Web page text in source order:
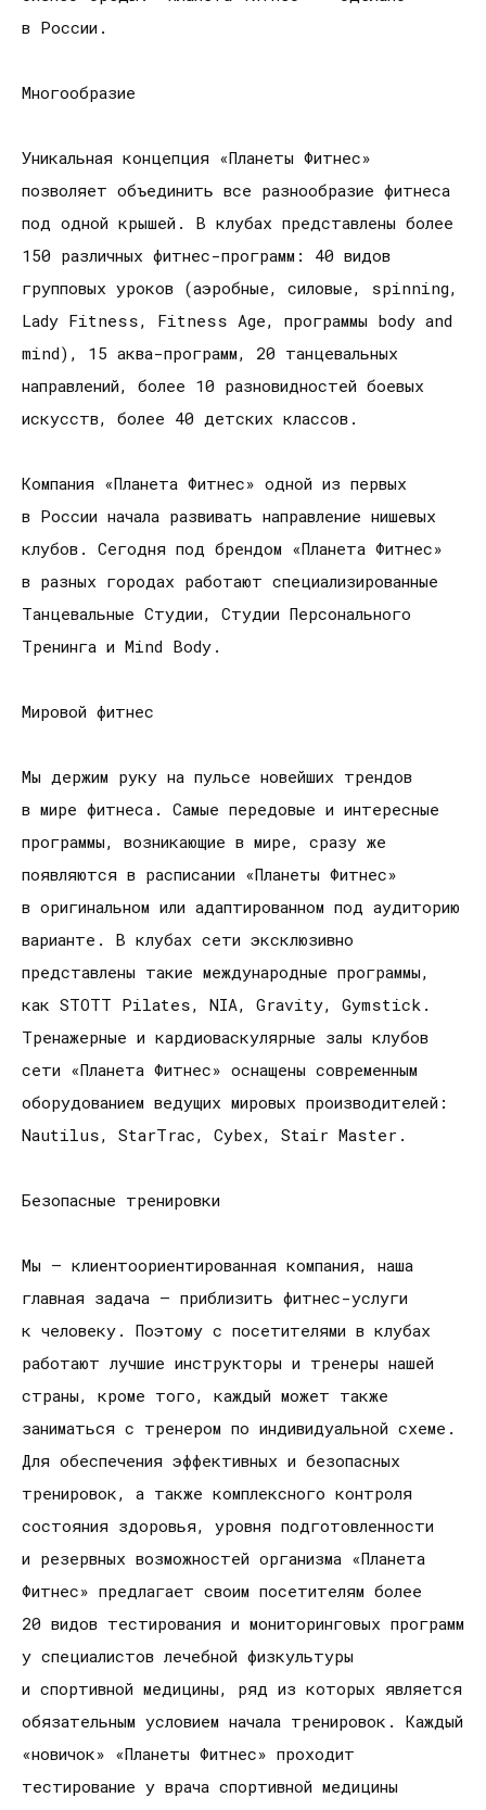
в России.
Многообразие
Уникальная концепция «Планеты Фитнес»
позволяет объединить все разнообразие фитнеса
под одной крышей. В клубах представлены более
150 различных фитнес-программ: 40 видов
групповых уроков (аэробные, силовые, spinning,
Lady Fitness, Fitness Age, программы body and
mind), 15 аква-программ, 20 танцевальных
направлений, более 10 разновидностей боевых
искусств, более 40 детских классов.
Компания «Планета Фитнес» одной из первых
в России начала развивать направление нишевых
клубов. Сегодня под брендом «Планета Фитнес»
в разных городах работают специализированные
Танцевальные Студии, Студии Персонального
Тренинга и Mind Body.
Мировой фитнес
Мы держим руку на пульсе новейших трендов
в мире фитнеса. Самые передовые и интересные
программы, возникающие в мире, сразу же
появляются в расписании «Планеты Фитнес»
в оригинальном или адаптированном под аудиторию
варианте. В клубах сети эксклюзивно
представлены такие международные программы,
как STOTT Pilates, NIA, Gravity, Gymstick.
Тренажерные и кардиоваскулярные залы клубов
сети «Планета Фитнес» оснащены современным
оборудованием ведущих мировых производителей:
Nautilus, StarTrac, Cybex, Stair Master.
Безопасные тренировки
Мы — клиентоориентированная компания, наша
главная задача — приблизить фитнес-услуги
к человеку. Поэтому с посетителями в клубах
работают лучшие инструкторы и тренеры нашей
страны, кроме того, каждый может также
заниматься с тренером по индивидуальной схеме.
Для обеспечения эффективных и безопасных
тренировок, а также комплексного контроля
состояния здоровья, уровня подготовленности
и резервных возможностей организма «Планета
Фитнес» предлагает своим посетителям более
20 видов тестирования и мониторинговых программ
у специалистов лечебной физкультуры
и спортивной медицины, ряд из которых является
обязательным условием начала тренировок. Каждый
«новичок» «Планеты Фитнес» проходит
тестирование у врача спортивной медицины